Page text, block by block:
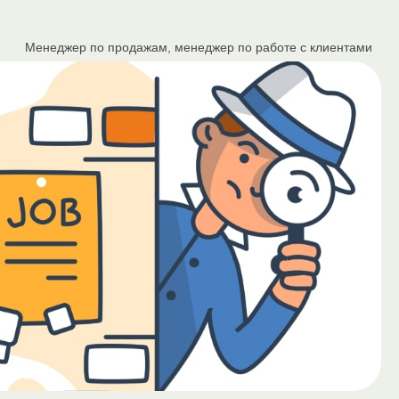
Менеджер по продажам, менеджер по работе с клиентами